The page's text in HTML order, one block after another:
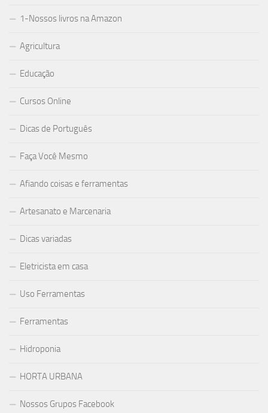
1-Nossos livros na Amazon
Agricultura
Educação
Cursos Online
Dicas de Português
Faça Você Mesmo
Afiando coisas e ferramentas
Artesanato e Marcenaria
Dicas variadas
Eletricista em casa
Uso Ferramentas
Ferramentas
Hidroponia
HORTA URBANA
Nossos Grupos Facebook